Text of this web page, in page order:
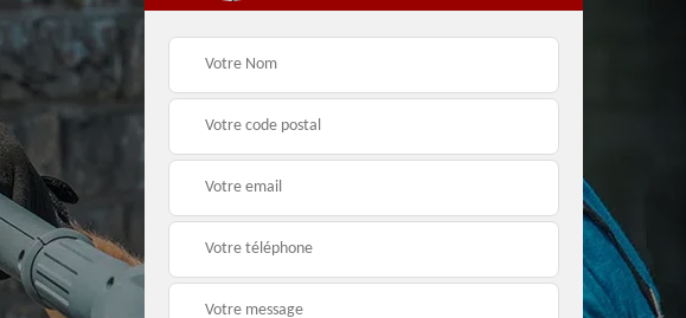
Nettoyage et
démoussage de
toiture 62
62 Pas-de-Calais